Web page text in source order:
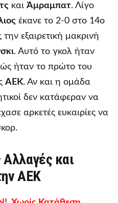
και Άμραμπατ. Λίγο
έκανε το 2-0 στο 14ο
εξαιρετική μακρινή
. Αυτό το γκολ ήταν
ήταν το πρώτο του
ΑΕΚ. Αν και η ομάδα
δεν κατάφεραν να
αρκετές ευκαιρίες να
και
ΑΕΚ